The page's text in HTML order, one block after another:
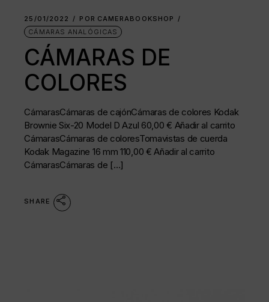
25/01/2022 POR CAMERABOOKSHOP
CÁMARAS ANALÓGICAS
CÁMARAS DE
COLORES
CámarasCámaras de cajónCámaras de colores Kodak
Brownie Six-20 Model D Azul 60,00 € Añadir al carrito
CámarasCámaras de coloresTomavistas de cuerda
Kodak Magazine 16 mm 110,00 € Añadir al carrito
CámarasCámaras de […]
SHARE